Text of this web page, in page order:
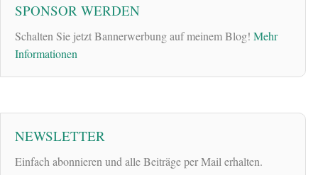
SPONSOR WERDEN
Schalten Sie jetzt Bannerwerbung auf meinem Blog! Mehr
Informationen
NEWSLETTER
Einfach abonnieren und alle Beiträge per Mail erhalten.